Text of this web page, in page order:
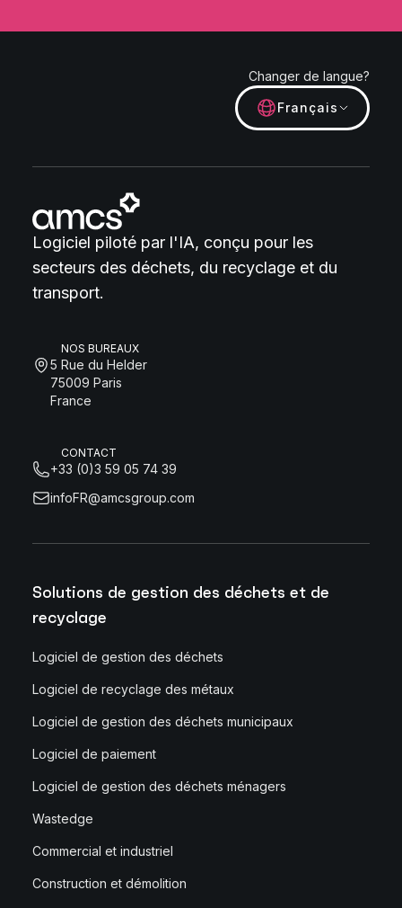
Changer de langue?
Français
Logiciel piloté par l'IA, conçu pour les
secteurs des déchets, du recyclage et du
transport.
NOS BUREAUX
5 Rue du Helder
75009 Paris
France
CONTACT
+33 (0)3 59 05 74 39
infoFR@amcsgroup.com
Solutions de gestion des déchets et de
recyclage
Logiciel de gestion des déchets
Logiciel de recyclage des métaux
Logiciel de gestion des déchets municipaux
Logiciel de paiement
Logiciel de gestion des déchets ménagers
Wastedge
Commercial et industriel
Construction et démolition